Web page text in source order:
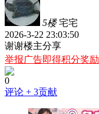
5楼 宅宅
2026-3-22 23:03:50
谢谢楼主分享
举报广告即得积分奖励
0
评论 + 3贡献